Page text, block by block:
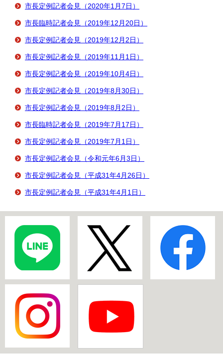
市長定例記者会見（2020年1月7日）
市長臨時記者会見（2019年12月20日）
市長定例記者会見（2019年12月2日）
市長定例記者会見（2019年11月1日）
市長定例記者会見（2019年10月4日）
市長定例記者会見（2019年8月30日）
市長定例記者会見（2019年8月2日）
市長臨時記者会見（2019年7月17日）
市長定例記者会見（2019年7月1日）
市長定例記者会見（令和元年6月3日）
市長定例記者会見（平成31年4月26日）
市長定例記者会見（平成31年4月1日）